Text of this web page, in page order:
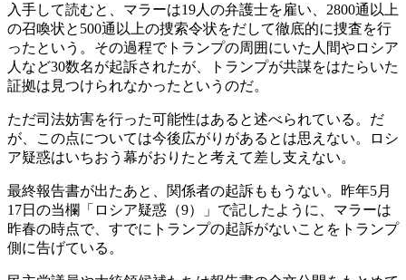
入手して読むと、マラーは19人の弁護士を雇い、2800通以上
の召喚状と500通以上の捜索令状をだして徹底的に捜査を行
ったという。その過程でトランプの周囲にいた人間やロシア
人など30数名が起訴されたが、トランプが共謀をはたらいた
証拠は見つけられなかったというのだ。
ただ司法妨害を行った可能性はあると述べられている。だ
が、この点については今後広がりがあるとは思えない。ロシ
ア疑惑はいちおう幕がおりたと考えて差し支えない。
最終報告書が出たあと、関係者の起訴ももうない。昨年5月
17日の当欄「ロシア疑惑（9）」で記したように、マラーは
昨春の時点で、すでにトランプの起訴がないことをトランプ
側に告げている。